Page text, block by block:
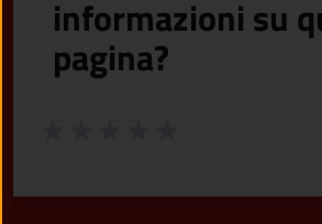
informazioni su
pagina?